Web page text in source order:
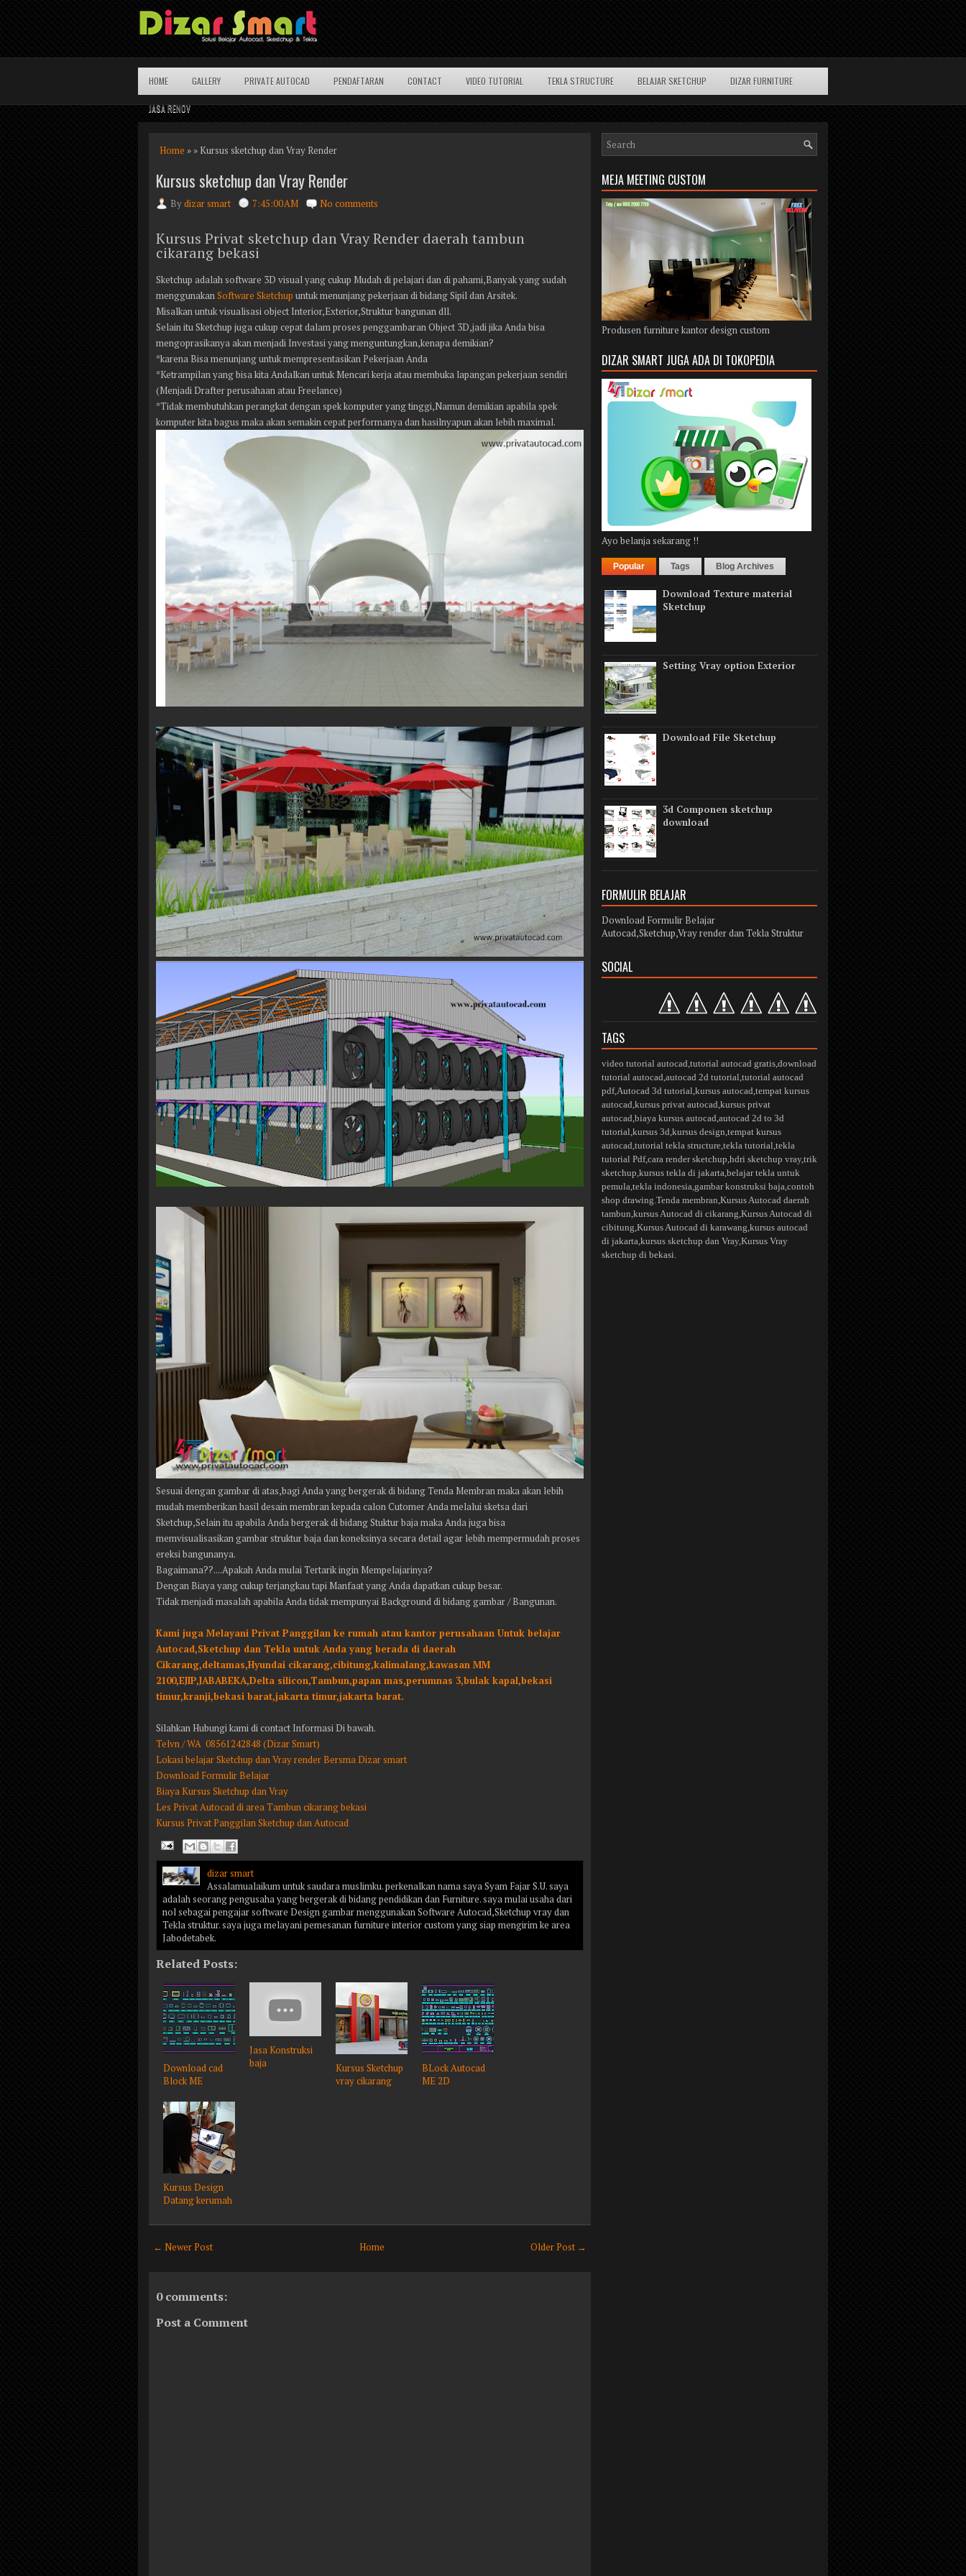
HOME GALLERY PRIVATE AUTOCAD PENDAFTARAN CONTACT VIDEO TUTORIAL TEKLA STRUCTURE BELAJAR SKETCHUP DIZAR FURNITURE
JASA RENOV
Home » » Kursus sketchup dan Vray Render
Kursus sketchup dan Vray Render
Bydizar smart 7:45:00 AM No comments
Kursus Privat sketchup dan Vray Render daerah tambun
cikarang bekasi
Sketchup adalah software 3D visual yang cukup Mudah di pelajari dan di pahami,Banyak yang sudah
menggunakanSoftware Sketchup untuk menunjang pekerjaan di bidang Sipil dan Arsitek.
Misalkan untuk visualisasi object Interior,Exterior,Struktur bangunan dll.
Selain itu Sketchup juga cukup cepat dalam proses penggambaran Object 3D,jadi jika Anda bisa
mengoprasikanya akan menjadi Investasi yang menguntungkan,kenapa demikian?
*karena Bisa menunjang untuk mempresentasikan Pekerjaan Anda
*Ketrampilan yang bisa kita Andalkan untuk Mencari kerja atau membuka lapangan pekerjaan sendiri
(Menjadi Drafter perusahaan atau Freelance)
*Tidak membutuhkan perangkat dengan spek komputer yang tinggi,Namun demikian apabila spek
komputer kita bagus maka akan semakin cepat performanya dan hasilnyapun akan lebih maximal.
Sesuai dengan gambar di atas,bagi Anda yang bergerak di bidang Tenda Membran maka akan lebih
mudah memberikan hasil desain membran kepada calon Cutomer Anda melalui sketsa dari
Sketchup,Selain itu apabila Anda bergerak di bidang Stuktur baja maka Anda juga bisa
memvisualisasikan gambar struktur baja dan koneksinya secara detail agar lebih mempermudah proses
ereksi bangunanya.
Bagaimana??....Apakah Anda mulai Tertarik ingin Mempelajarinya?
Dengan Biaya yang cukup terjangkau tapi Manfaat yang Anda dapatkan cukup besar.
Tidak menjadi masalah apabila Anda tidak mempunyai Background di bidang gambar / Bangunan.
Kami juga Melayani Privat Panggilan ke rumah atau kantor perusahaan Untuk belajar
Autocad,Sketchup dan Tekla untuk Anda yang berada di daerah
Cikarang,deltamas,Hyundai cikarang,cibitung,kalimalang,kawasan MM
2100,EJIP,JABABEKA,Delta silicon,Tambun,papan mas,perumnas 3,bulak kapal,bekasi
timur,kranji,bekasi barat,jakarta timur,jakarta barat.
Silahkan Hubungi kami di contact Informasi Di bawah.
Telvn / WA 08561242848 (Dizar Smart)
Lokasi belajar Sketchup dan Vray render Bersma Dizar smart
Download Formulir Belajar
Biaya Kursus Sketchup dan Vray
Les Privat Autocad di area Tambun cikarang bekasi
Kursus Privat Panggilan Sketchup dan Autocad
dizar smart
Assalamualaikum untuk saudara muslimku. perkenalkan nama saya Syam Fajar S.U. saya
adalah seorang pengusaha yang bergerak di bidang pendidikan dan Furniture. saya mulai usaha dari
nol sebagai pengajar software Design gambar menggunakan Software Autocad,Sketchup vray dan
Tekla struktur. saya juga melayani pemesanan furniture interior custom yang siap mengirim ke area
Jabodetabek.
Related Posts:
Download cad
Block ME
Jasa Konstruksi
baja
Kursus Sketchup
vray cikarang
BLock Autocad
ME 2D
Kursus Design
Datang kerumah
← Newer Post Older Post →
Home
0 comments:
Post a Comment
MEJA MEETING CUSTOM
Produsen furniture kantor design custom
DIZAR SMART JUGA ADA DI TOKOPEDIA
Ayo belanja sekarang !!
Popular Tags Blog Archives
Download Texture material
Sketchup
Setting Vray option Exterior
Download File Sketchup
3d Componen sketchup
download
FORMULIR BELAJAR
Download Formulir Belajar
Autocad,Sketchup,Vray render dan Tekla Struktur
SOCIAL
TAGS
video tutorial autocad,tutorial autocad gratis,download
tutorial autocad,autocad 2d tutorial,tutorial autocad
pdf,Autocad 3d tutorial,kursus autocad,tempat kursus
autocad,kursus privat autocad,kursus privat
autocad,biaya kursus autocad,autocad 2d to 3d
tutorial,kursus 3d,kursus design,tempat kursus
autocad,tutorial tekla structure,tekla tutorial,tekla
tutorial Pdf,cara render sketchup,hdri sketchup vray,trik
sketchup,kursus tekla di jakarta,belajar tekla untuk
pemula,tekla indonesia,gambar konstruksi baja,contoh
shop drawing.Tenda membran,Kursus Autocad daerah
tambun,kursus Autocad di cikarang,Kursus Autocad di
cibitung,Kursus Autocad di karawang,kursus autocad
di jakarta,kursus sketchup dan Vray,Kursus Vray
sketchup di bekasi.